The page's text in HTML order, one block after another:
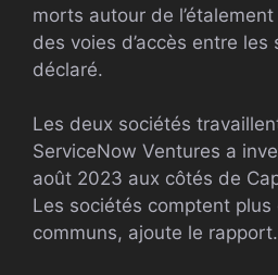
morts autour de
des voies d’accès entre
déclaré.
Les deux sociétés
ServiceNow Ventures a
août 2023 aux côtés de
Les sociétés comptent
communs, ajoute le rapport.